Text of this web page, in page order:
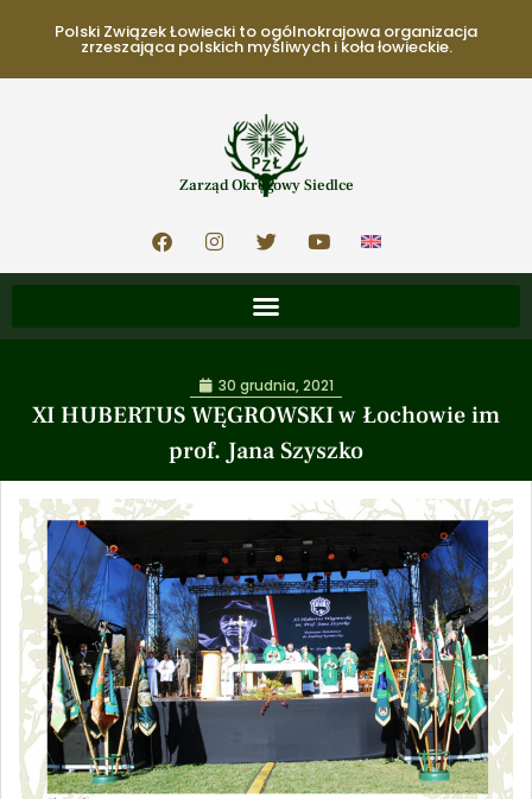
Polski Związek Łowiecki to ogólnokrajowa organizacja
zrzeszająca polskich myśliwych i koła łowieckie.
Zarząd Okręgowy Siedlce
XI HUBERTUS WĘGROWSKI w Łochowie im
prof. Jana Szyszko
30 grudnia, 2021